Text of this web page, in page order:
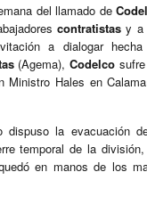
del llamado de
contratistas y a
a dialogar
(Agema), Codelcosufre
Ministro Hales en
dispuso la evacuación
temporal de la
en manos de los